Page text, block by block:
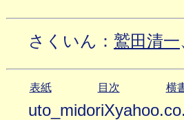
さくいん： 鷲田清一
表紙 目次 横